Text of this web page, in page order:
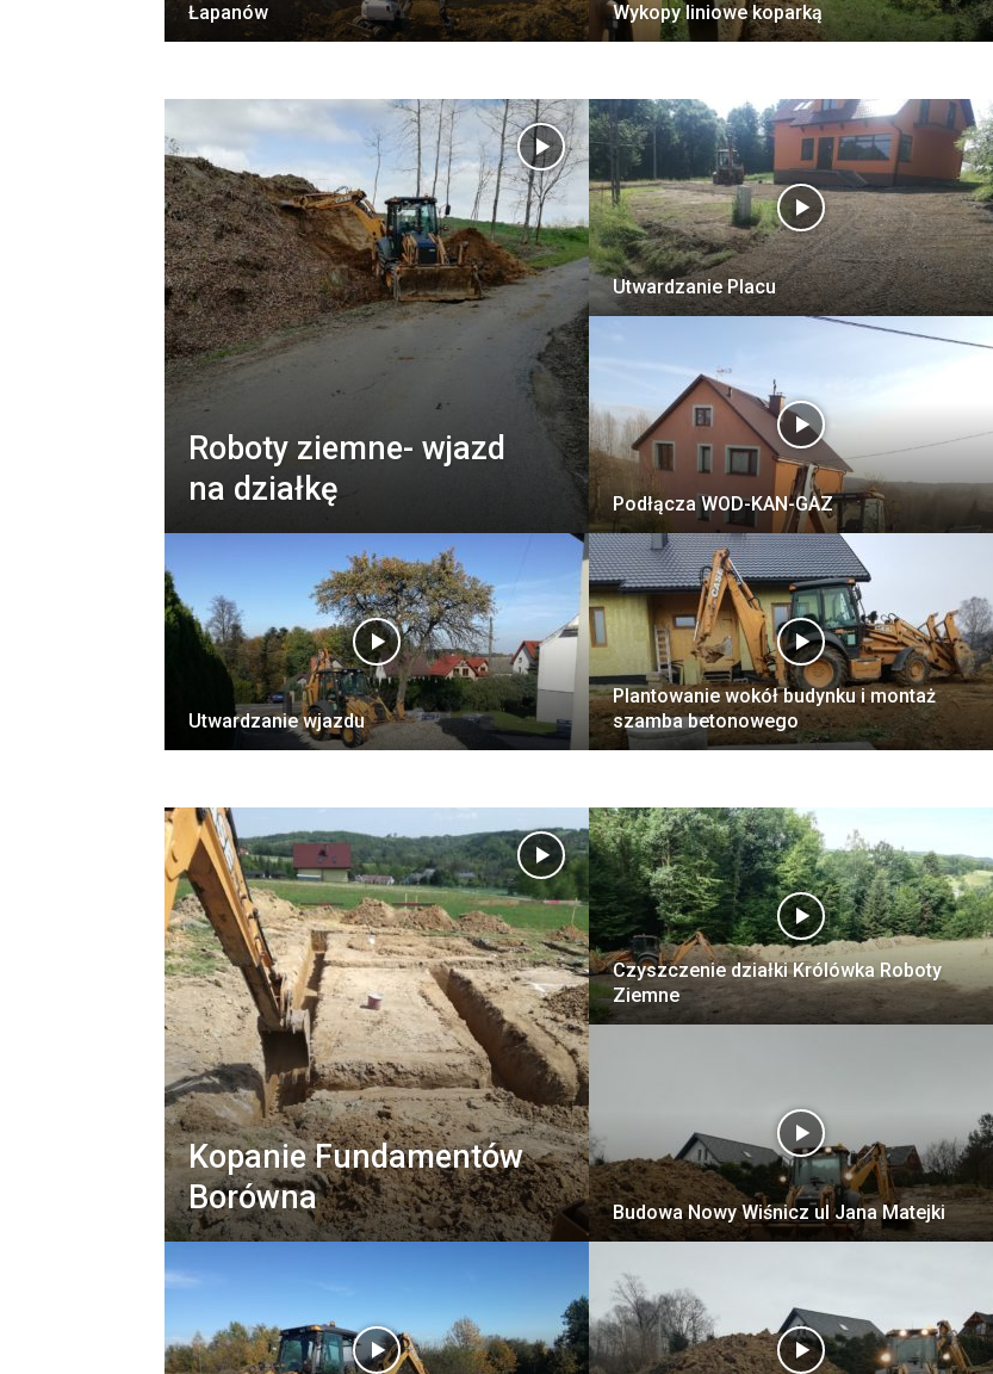
Łapanów
Wykopy liniowe koparką
Roboty ziemne- wjazd
na działkę
Utwardzanie wjazdu
Utwardzanie Placu
Podłącza WOD-KAN-GAZ
Plantowanie wokół budynku i montaż
szamba betonowego
Kopanie Fundamentów
Borówna
Czyszczenie działki Królówka Roboty
Ziemne
Budowa Nowy Wiśnicz ul Jana Matejki